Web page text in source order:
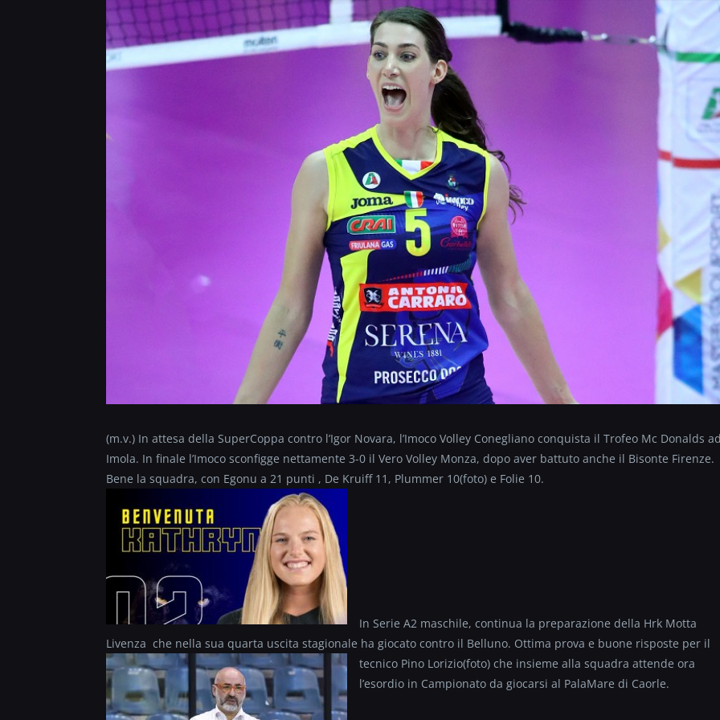
(m.v.) In attesa della SuperCoppa contro l’Igor Novara, l’Imoco Volley Conegliano conquista il Trofeo Mc Donalds
Imola. In finale l’Imoco sconfigge nettamente 3-0 il Vero Volley Monza, dopo aver battuto anche il Bisonte Firenze.
Bene la squadra, con Egonu a 21 punti , De Kruiff 11, Plummer 10(foto) e Folie 10.
In Serie A2 maschile, continua la preparazione della Hrk Motta
Livenza che nella sua quarta uscita stagionale ha giocato contro il Belluno. Ottima prova e buone risposte per il
tecnico Pino Lorizio(foto) che insieme alla squadra attende ora
l’esordio in Campionato da giocarsi al PalaMare di Caorle.